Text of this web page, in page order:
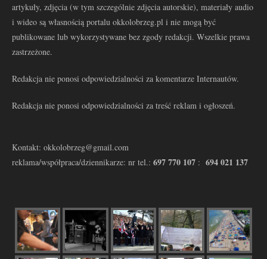
artykuły, zdjęcia (w tym szczególnie zdjęcia autorskie), materiały audio
i wideo są własnością portalu okkolobrzeg.pl i nie mogą być
publikowane lub wykorzystywane bez zgody redakcji. Wszelkie prawa
zastrzeżone.
Redakcja nie ponosi odpowiedzialności za komentarze Internautów.
Redakcja nie ponosi odpowiedzialności za treść reklam i ogłoszeń.
Kontakt: okkolobrzeg@gmail.com
reklama/współpraca/dziennikarze: nr tel.: 697 770 107 : 694 021 137